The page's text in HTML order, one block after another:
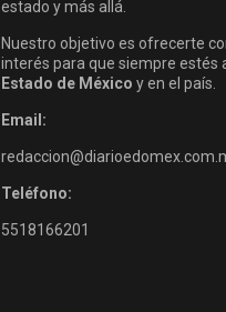
estado y más allá.
Nuestro objetivo es ofrecerte
interés para que siempre estés
Estado de México y en el país.
Email:
Teléfono:
5518166201